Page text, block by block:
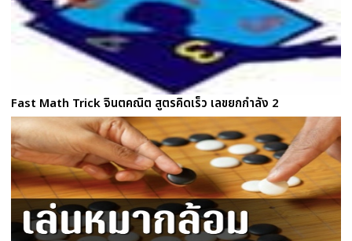
Fast Math Trick จินตคณิต สูตรคิดเร็ว เลขยกกำลัง 2